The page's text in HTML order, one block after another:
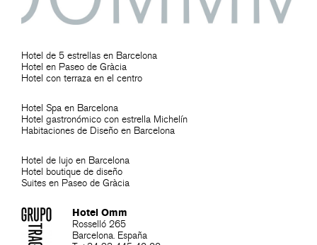
Hotel de 5 estrellas en Barcelona
Hotel en Paseo de Gràcia
Hotel con terraza en el centro
Hotel Spa en Barcelona
Hotel gastronómico con estrella Michelín
Habitaciones de Diseño en Barcelona
Hotel de lujo en Barcelona
Hotel boutique de diseño
Suites en Paseo de Gràcia
Hotel Omm
Rosselló 265
Barcelona. España